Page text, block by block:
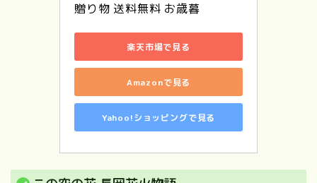
贈り物 送料無料 お歳暮
楽天市場で見る
Amazonで見る
Yahoo!ショッピングで見る